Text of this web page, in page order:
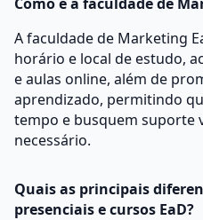
A faculdade de Marketing
horário e local de estudo,
e aulas online, além de
aprendizado, permitindo
tempo e busquem suporte
necessário.
Quais as principais
presenciais e cursos EaD?